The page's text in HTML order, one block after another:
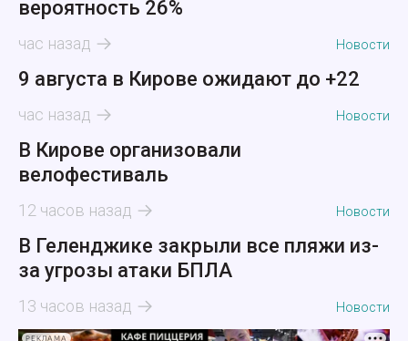
вероятность 26%
час назад Новости
9 августа в Кирове ожидают до +22
час назад Новости
В Кирове организовали
велофестиваль
12 часов назад Новости
В Геленджике закрыли все пляжи из-
за угрозы атаки БПЛА
13 часов назад Новости
РЕКЛАМА